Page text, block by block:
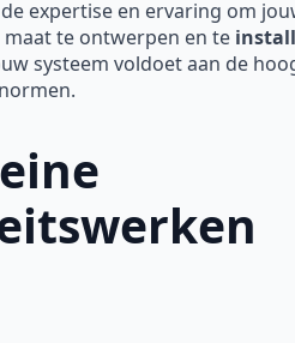
expertise en ervaring om
maat te ontwerpen en te
systeem voldoet aan de